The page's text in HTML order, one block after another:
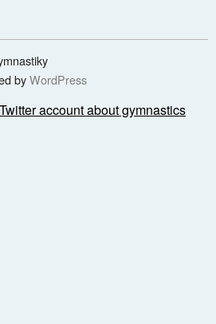
byWordPress
Twitter account about gymnastics